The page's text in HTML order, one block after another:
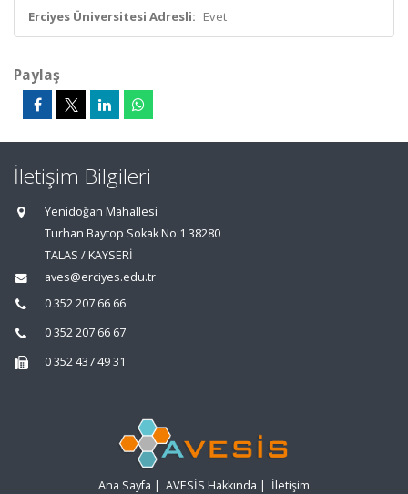
Erciyes Üniversitesi Adresli: Evet
Paylaş
İletişim Bilgileri
Yenidoğan Mahallesi
Turhan Baytop Sokak No:1 38280
TALAS / KAYSERİ
aves@erciyes.edu.tr
0 352 207 66 66
0 352 207 66 67
0 352 437 49 31
Ana Sayfa | AVESİS Hakkında | İletişim